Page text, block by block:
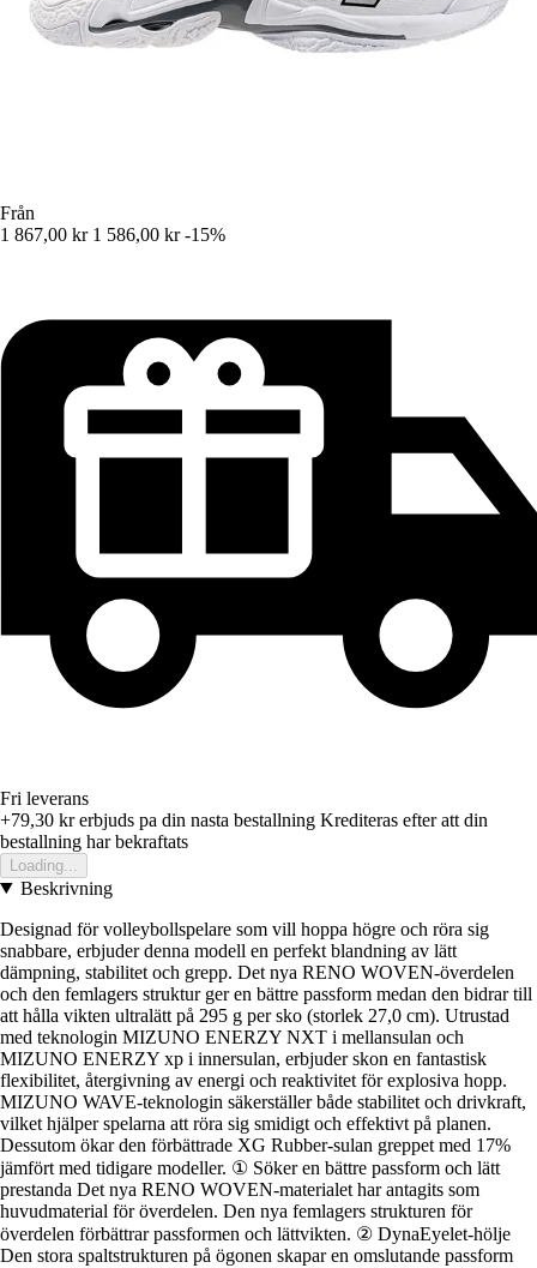
Från
1 867,00 kr 1 586,00 kr -15%
Fri leverans
+79,30 krerbjuds pa din nasta bestallning Krediteras efter att din
bestallning har bekraftats
Loading...
Beskrivning
Designad för volleybollspelare som vill hoppa högre och röra sig
snabbare, erbjuder denna modell en perfekt blandning av lätt
dämpning, stabilitet och grepp. Det nya RENO WOVEN-överdelen
och den femlagers struktur ger en bättre passform medan den bidrar till
att hålla vikten ultralätt på 295 g per sko (storlek 27,0 cm). Utrustad
med teknologin MIZUNO ENERZY NXT i mellansulan och
MIZUNO ENERZY xp i innersulan, erbjuder skon en fantastisk
flexibilitet, återgivning av energi och reaktivitet för explosiva hopp.
MIZUNO WAVE-teknologin säkerställer både stabilitet och drivkraft,
vilket hjälper spelarna att röra sig smidigt och effektivt på planen.
Dessutom ökar den förbättrade XG Rubber-sulan greppet med 17%
jämfört med tidigare modeller. ① Söker en bättre passform och lätt
prestanda Det nya RENO WOVEN-materialet har antagits som
huvudmaterial för överdelen. Den nya femlagers strukturen för
överdelen förbättrar passformen och lättvikten. ② DynaEyelet-hölje
Den stora spaltstrukturen på ögonen skapar en omslutande passform